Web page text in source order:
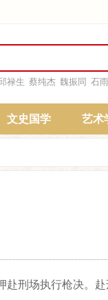
禄生 蔡纯杰 魏振同 石雨
文史国学 艺术
刑场执行枪决。赴